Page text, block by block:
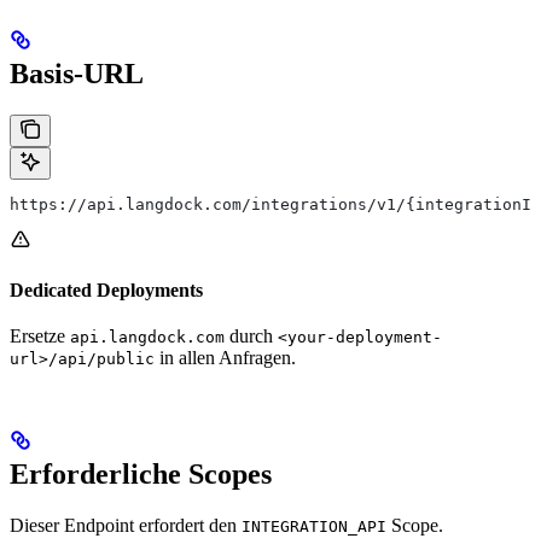
Basis-URL
https://api.langdock.com/integrations/v1/
Dedicated Deployments
Ersetze api.langdock.com durch <your-deployment-
url>/api/public in allen Anfragen.
Erforderliche Scopes
Dieser Endpoint erfordert den INTEGRATION_API Scope.